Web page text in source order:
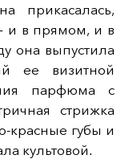
прикасалась,
и в прямом, и в
она выпустила
ее визитной
парфюма с
стрижка
красные губы и
культовой.